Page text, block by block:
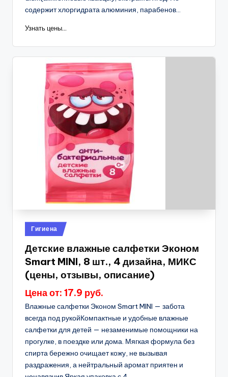
содержит хлоргидрата алюминия, парабенов...
Узнать цены...
Опубликовано
в
Гигиена
Детские влажные салфетки Эконом
Smart MINI, 8 шт., 4 дизайна, МИКС
(цены, отзывы, описание)
Цена от: 17.9 руб.
Влажные салфетки Эконом Smart MINI — забота
всегда под рукойКомпактные и удобные влажные
салфетки для детей — незаменимые помощники на
прогулке, в поездке или дома. Мягкая формула без
спирта бережно очищает кожу, не вызывая
раздражения, а нейтральный аромат приятен и